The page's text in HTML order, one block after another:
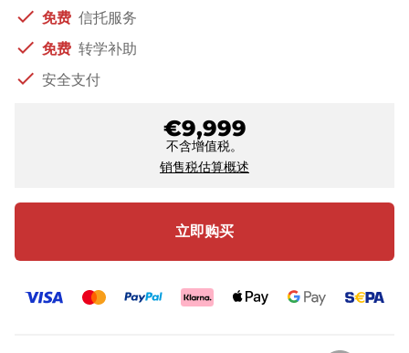
check 免费 信托服务
check 免费 转学补助
check 安全支付
€9,999
不含增值税。
销售税估算概述
立即购买